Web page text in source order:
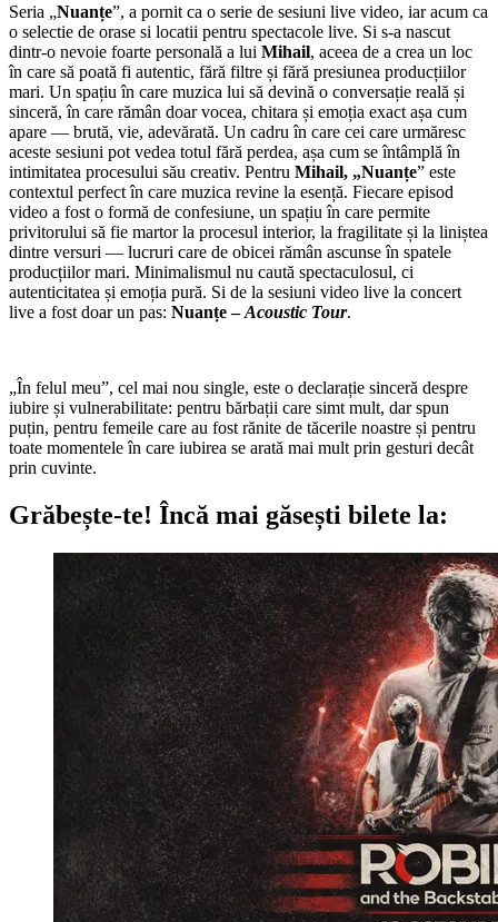
Seria „Nuanțe”, a pornit ca o serie de sesiuni live video, iar acum ca
o selectie de orase si locatii pentru spectacole live. Si s-a nascut
dintr-o nevoie foarte personală a lui Mihail, aceea de a crea un loc
în care să poată fi autentic, fără filtre și fără presiunea producțiilor
mari. Un spațiu în care muzica lui să devină o conversație reală și
sinceră, în care rămân doar vocea, chitara și emoția exact așa cum
apare — brută, vie, adevărată. Un cadru în care cei care urmăresc
aceste sesiuni pot vedea totul fără perdea, așa cum se întâmplă în
intimitatea procesului său creativ. Pentru Mihail, „Nuanțe” este
contextul perfect în care muzica revine la esență. Fiecare episod
video a fost o formă de confesiune, un spațiu în care permite
privitorului să fie martor la procesul interior, la fragilitate și la liniștea
dintre versuri — lucruri care de obicei rămân ascunse în spatele
producțiilor mari. Minimalismul nu caută spectaculosul, ci
autenticitatea și emoția pură. Si de la sesiuni video live la concert
live a fost doar un pas: Nuanțe –Acoustic Tour.
„În felul meu”, cel mai nou single, este o declarație sinceră despre
iubire și vulnerabilitate: pentru bărbații care simt mult, dar spun
puțin, pentru femeile care au fost rănite de tăcerile noastre și pentru
toate momentele în care iubirea se arată mai mult prin gesturi decât
prin cuvinte.
Grăbește-te! Încă mai găsești bilete la: